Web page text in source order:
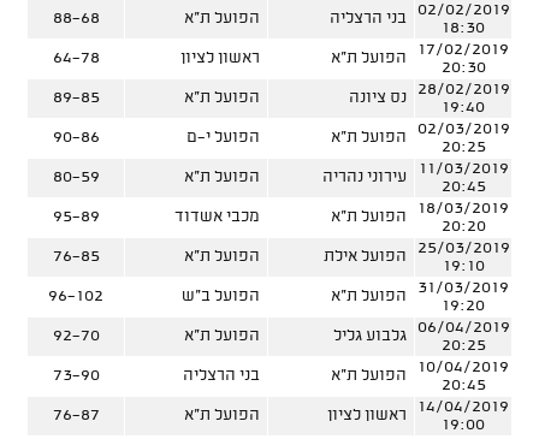
02/02/2019
18:30
בני הרצליה הפועל ת"א
88-68
17/02/2019
20:30
הפועל ת"א ראשון לציון
64-78
28/02/2019
19:40
נס ציונה הפועל ת"א
89-85
02/03/2019
20:25
הפועל ת"א הפועל י-ם
90-86
11/03/2019
20:45
עירוני נהריה הפועל ת"א
80-59
18/03/2019
20:20
הפועל ת"א מכבי אשדוד
95-89
25/03/2019
19:10
הפועל אילת הפועל ת"א
76-85
31/03/2019
19:20
הפועל ת"א הפועל ב"ש
96-102
06/04/2019
20:25
גלבוע גליל הפועל ת"א
92-70
10/04/2019
20:45
הפועל ת"א בני הרצליה
73-90
14/04/2019
19:00
ראשון לציון הפועל ת"א
76-87